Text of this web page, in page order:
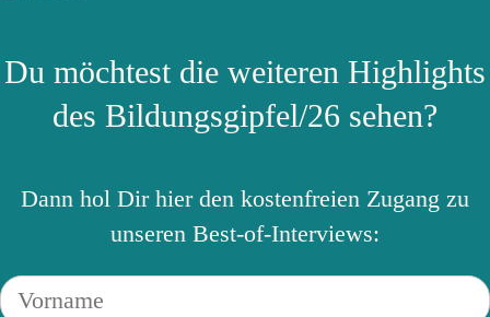
Du möchtest die weiteren Highlights
des Bildungsgipfel/26 sehen?
Dann hol Dir hier den kostenfreien Zugang zu
unseren Best-of-Interviews: